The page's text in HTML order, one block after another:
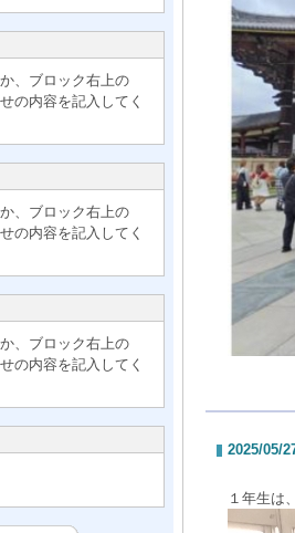
、ブロック右上の
の内容を記入してく
、ブロック右上の
の内容を記入してく
、ブロック右上の
の内容を記入してく
2025/05/
１年生は